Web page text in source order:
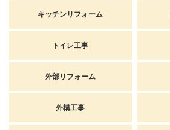
キッチンリフォーム
トイレ工事
外部リフォーム
外構工事